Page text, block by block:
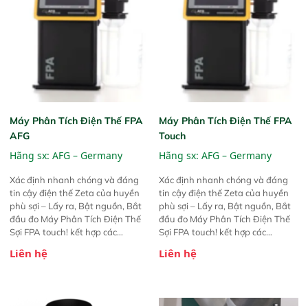
Máy Phân Tích Điện Thế FPA
AFG
Hãng sx: AFG – Germany
Xác định nhanh chóng và đáng
tin cậy điện thế Zeta của huyền
phù sợi – Lấy ra, Bật nguồn, Bắt
đầu đo Máy Phân Tích Điện Thế
Sợi FPA touch! kết hợp các
được chứng minh với sự đơn giản
trước đó. Nhưng so với các phiên
Liên hệ
Máy Phân Tích Điện Thế FPA
Touch
Hãng sx: AFG – Germany
Xác định nhanh chóng và đáng
tin cậy điện thế Zeta của huyền
phù sợi – Lấy ra, Bật nguồn, Bắt
đầu đo Máy Phân Tích Điện Thế
Sợi FPA touch! kết hợp các
được chứng minh với sự đơn giản
trước đó. Nhưng so với các phiên
Liên hệ